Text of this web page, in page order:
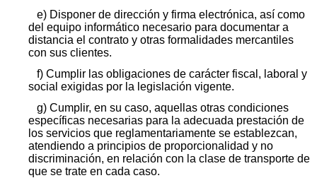
e) Disponer de dirección y firma electrónica, así como
del equipo informático necesario para documentar a
distancia el contrato y otras formalidades mercantiles
con sus clientes.
f) Cumplir las obligaciones de carácter fiscal, laboral y
social exigidas por la legislación vigente.
g) Cumplir, en su caso, aquellas otras condiciones
específicas necesarias para la adecuada prestación de
los servicios que reglamentariamente se establezcan,
atendiendo a principios de proporcionalidad y no
discriminación, en relación con la clase de transporte de
que se trate en cada caso.